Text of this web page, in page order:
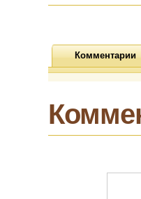
Комментарии